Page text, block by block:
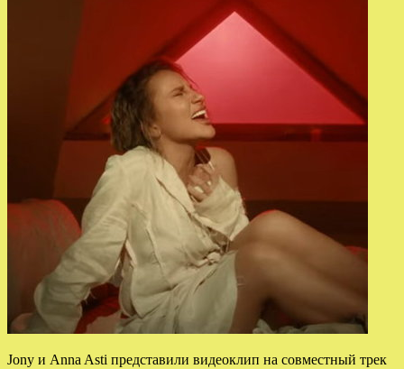
Jony и Anna Asti представили видеоклип на совместный трек